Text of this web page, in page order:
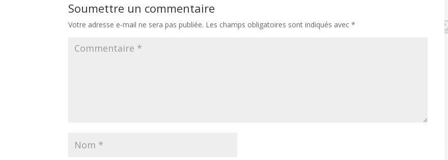
Soumettre un commentaire
Votre adresse e-mail ne sera pas publiée. Les champs obligatoires sont indiqués avec*